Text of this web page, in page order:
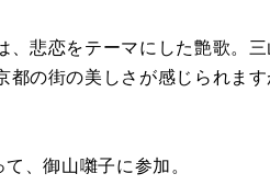
悲恋をテーマにした艶歌。
都の街の美しさが感じられま
、御山囃子に参加。